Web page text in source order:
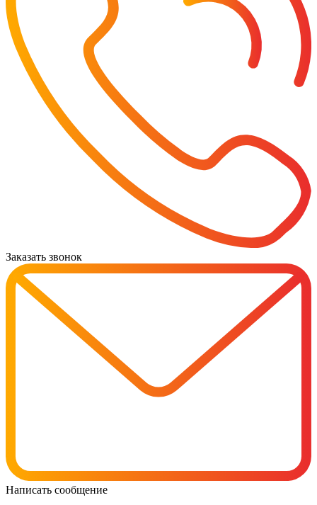
Заказать звонок
Написать сообщение